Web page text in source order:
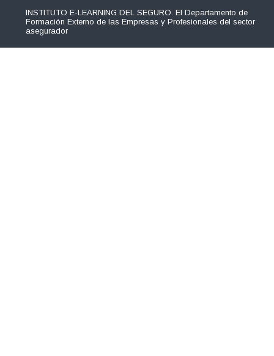
INSTITUTO E-LEARNING DEL SEGURO. El Departamento de
Formación Externo de las Empresas y Profesionales del sector
asegurador